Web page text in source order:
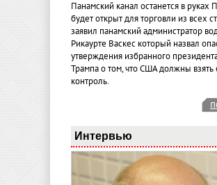
Панамский канал останется в руках
будет открыт для торговли из всех
заявил панамский администратор
Рикаурте Васкес который назвал
утверждения избранного
Трампа о том, что США должны взять
контроль.
Интервью